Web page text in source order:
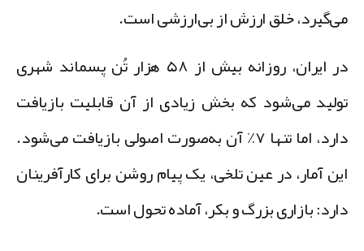
خلق ارزش از بی‌ارزشیاست.
ایران، روزانه بیش از ۵۸ هزار تُن پسماند شهری
می‌شود که بخش زیادی از آن قابلیت بازیافت
اما تنها۷٪ آن به‌صورت اصولی بازیافت می‌شود.
آمار، در عین تلخی، یک پیام روشن برای کارآفرینان
بازاری بزرگ و بکر، آماده تحولاست.